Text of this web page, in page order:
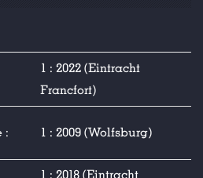
1 : 2022 (Eintracht
Francfort)
: 1 : 2009 (Wolfsburg)
1 : 2018 (Eintracht